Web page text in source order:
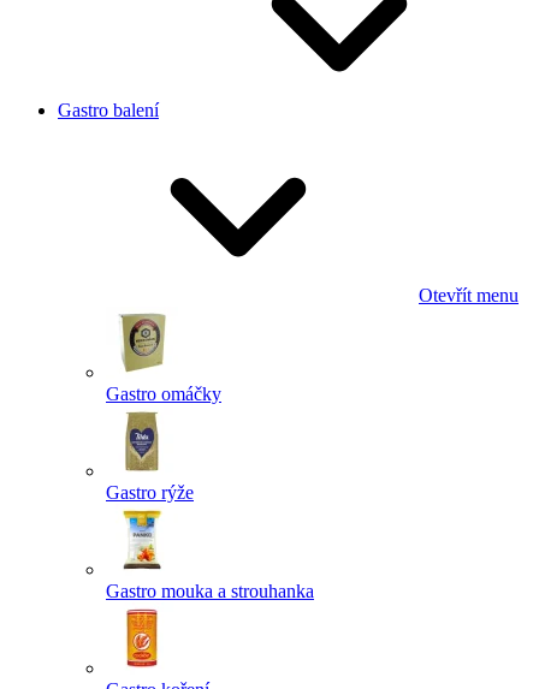
Gastro balení
Otevřít menu
Gastro omáčky
Gastro rýže
Gastro mouka a strouhanka